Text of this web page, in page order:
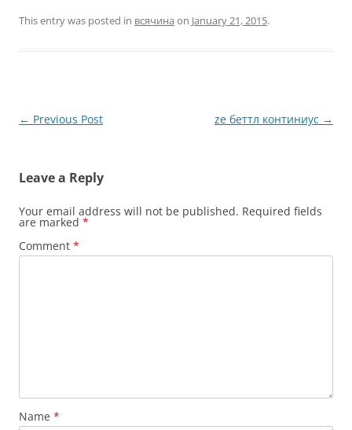
This entry was posted in всячина on January 21, 2015.
Post
← Previous Post zе беттл континиус →
Leave a Reply
Your email address will not be published. Required fields
are marked *
Comment *
Name *